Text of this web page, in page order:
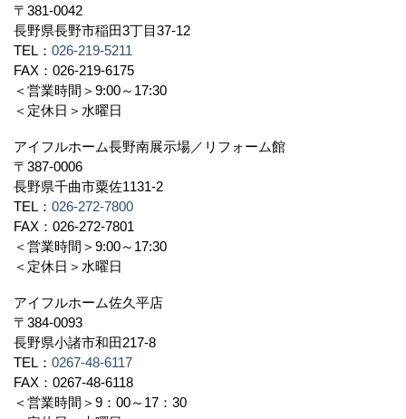
〒381-0042
長野県長野市稲田3丁目37-12
TEL： 026-219-5211
FAX：026-219-6175
＜営業時間＞9:00～17:30
＜定休日＞水曜日
アイフルホーム長野南展示場／リフォーム館
〒387-0006
長野県千曲市粟佐1131-2
TEL： 026-272-7800
FAX：026-272-7801
＜営業時間＞9:00～17:30
＜定休日＞水曜日
アイフルホーム佐久平店
〒384-0093
長野県小諸市和田217-8
TEL： 0267-48-6117
FAX：0267-48-6118
＜営業時間＞9：00～17：30